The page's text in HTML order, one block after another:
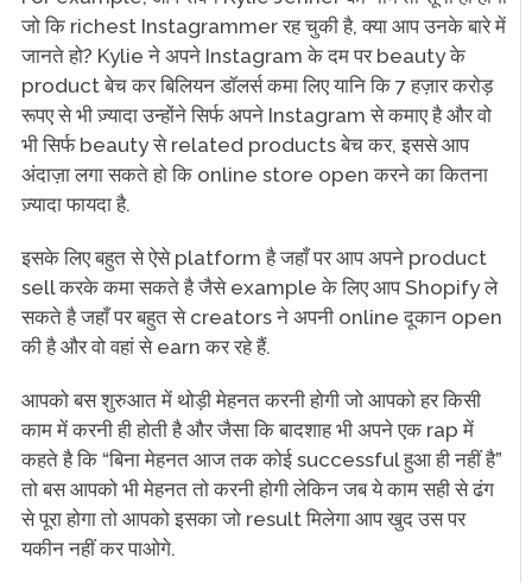
जो कि richest Instagrammer रह चुकी है, क्या आप उनके बारे में
जानते हो? Kylie ने अपने Instagram के दम पर beauty के
product बेच कर बिलियन डॉलर्स कमा लिए यानि कि 7 हज़ार करोड़
रूपए से भी ज़्यादा उन्होंने सिर्फ अपने Instagram से कमाए है और वो
भी सिर्फ beauty से related products बेच कर, इससे आप
अंदाज़ा लगा सकते हो कि online store open करने का कितना
ज़्यादा फायदा है.
इसके लिए बहुत से ऐसे platform है जहाँ पर आप अपने product
sell करके कमा सकते है जैसे example के लिए आप Shopify ले
सकते है जहाँ पर बहुत से creators ने अपनी online दूकान open
की है और वो वहां से earn कर रहे हैं.
आपको बस शुरुआत में थोड़ी मेहनत करनी होगी जो आपको हर किसी
काम में करनी ही होती है और जैसा कि बादशाह भी अपने एक rap में
कहते है कि “बिना मेहनत आज तक कोई successful हुआ ही नहीं है”
तो बस आपको भी मेहनत तो करनी होगी लेकिन जब ये काम सही से ढंग
से पूरा होगा तो आपको इसका जो result मिलेगा आप खुद उस पर
यकीन नहीं कर पाओगे.